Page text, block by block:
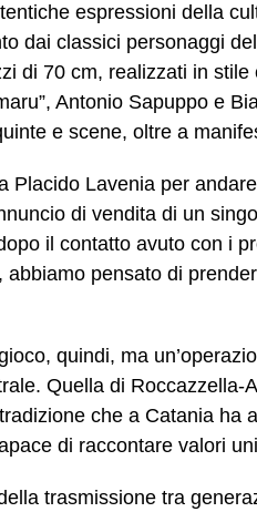
espressioni della
dai classici personaggi
di 70 cm, realizzati in
Antonio Sapuppo e
e scene, oltre a
Placido Lavenia per
di vendita di un
il contatto avuto con i
abbiamo pensato di
quindi, ma
Quella di Roccazzella-
che a Catania ha
di raccontare valori
trasmissione tra